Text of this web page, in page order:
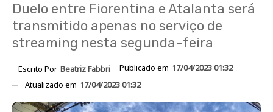
Duelo entre Fiorentina e Atalanta será
transmitido apenas no serviço de
streaming nesta segunda-feira
Escrito Por Beatriz Fabbri Publicado em 17/04/2023 01:32
Atualizado em 17/04/2023 01:32